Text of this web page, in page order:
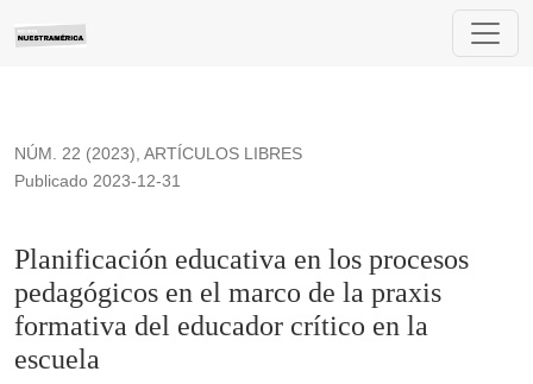
Planificación educativa en los procesos pedagógicos en el
NÚM. 22 (2023), ARTÍCULOS LIBRES
Planificación educativa en los procesos
pedagógicos en el marco de la praxis
formativa del educador crítico en la
escuela
Publicado 2023-12-31